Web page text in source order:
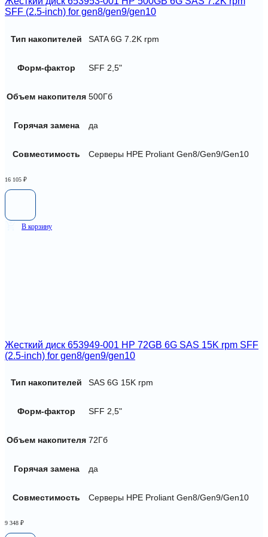
SFF (2.5-inch) for gen8/gen9/gen10
Тип накопителей SATA 6G 7.2K rpm
Форм-фактор SFF 2,5"
Объем накопителя 500Гб
Горячая замена да
Совместимость Серверы HPE Proliant Gen8/Gen9/Gen10
16 105 ₽
В корзину
Жесткий диск 653949-001 HP 72GB 6G SAS 15K rpm SFF
(2.5-inch) for gen8/gen9/gen10
Тип накопителей SAS 6G 15K rpm
Форм-фактор SFF 2,5"
Объем накопителя 72Гб
Горячая замена да
Совместимость Серверы HPE Proliant Gen8/Gen9/Gen10
9 348 ₽